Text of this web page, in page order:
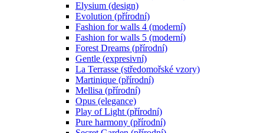
Elysium (design)
Evolution (přírodní)
Fashion for walls 4 (moderní)
Fashion for walls 5 (moderní)
Forest Dreams (přírodní)
Gentle (expresivní)
La Terrasse (středomořské vzory)
Martinique (přírodní)
Mellisa (přírodní)
Opus (elegance)
Play of Light (přírodní)
Pure harmony (přírodní)